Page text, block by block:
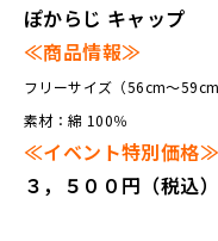
ぽからじ キャップ
≪商品情報≫
フリーサイズ（56cm～59cm
素材：綿 100％
≪イベント特別価格≫
３，５００円（税込）